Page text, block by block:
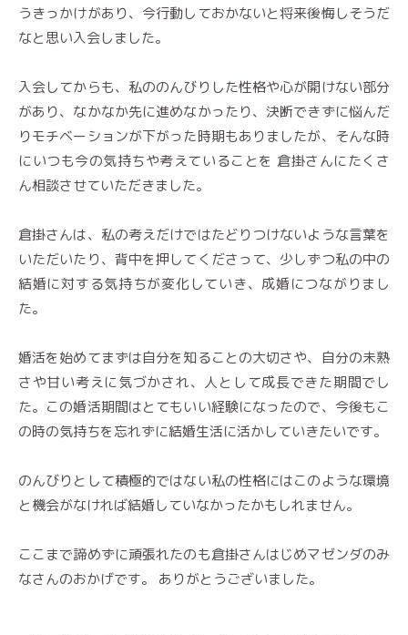
うきっかけがあり、今行動しておかないと将来後悔しそうだ
なと思い入会しました。
入会してからも、私ののんびりした性格や心が開けない部分
があり、なかなか先に進めなかったり、決断できずに悩んだ
りモチベーションが下がった時期もありましたが、そんな時
にいつも今の気持ちや考えていることを 倉掛さんにたくさ
ん相談させていただきました。
倉掛さんは、私の考えだけではたどりつけないような言葉を
いただいたり、背中を押してくださって、少しずつ私の中の
結婚に対する気持ちが変化していき、成婚につながりまし
た。
婚活を始めてまずは自分を知ることの大切さや、自分の未熟
さや甘い考えに気づかされ、人として成長できた期間でし
た。この婚活期間はとてもいい経験になったので、今後もこ
の時の気持ちを忘れずに結婚生活に活かしていきたいです。
のんびりとして積極的ではない私の性格にはこのような環境
と機会がなければ結婚していなかったかもしれません。
ここまで諦めずに頑張れたのも倉掛さんはじめマゼンダのみ
なさんのおかげです。 ありがとうございました。